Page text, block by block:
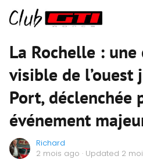
La Rochelle :
visible de l’ouest
Port, déclenchée
événement
Richard
2 mois ago · Updated 2